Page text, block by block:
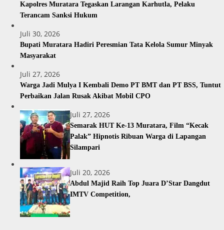
Kapolres Muratara Tegaskan Larangan Karhutla, Pelaku
Terancam Sanksi Hukum
Juli 30, 2026
Bupati Muratara Hadiri Peresmian Tata Kelola Sumur Minyak
Masyarakat
Juli 27, 2026
Warga Jadi Mulya I Kembali Demo PT BMT dan PT BSS, Tuntut
Perbaikan Jalan Rusak Akibat Mobil CPO
Juli 27, 2026
Semarak HUT Ke-13 Muratara, Film “Kecak
Palak” Hipnotis Ribuan Warga di Lapangan
Silampari
Juli 20, 2026
Abdul Majid Raih Top Juara D’Star Dangdut
IMTV Competition,